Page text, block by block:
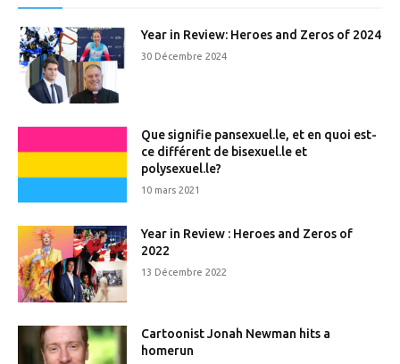
Year in Review: Heroes and Zeros of 2024
30 Décembre 2024
Que signifie pansexuel.le, et en quoi est-
ce différent de bisexuel.le et
polysexuel.le?
10 mars 2021
Year in Review : Heroes and Zeros of
2022
13 Décembre 2022
Cartoonist Jonah Newman hits a
homerun